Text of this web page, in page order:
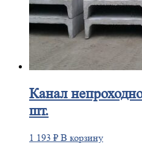
Канал
шт.
1 193 ₽ В корзину